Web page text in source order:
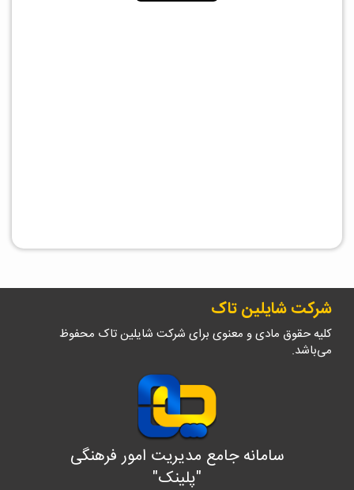
شرکت شایلین تاک
کلیه حقوق مادی و معنوی برای شرکت شایلین تاک محفوظ
می‌باشد.
سامانه جامع مدیریت امور فرهنگی
"پلینک"